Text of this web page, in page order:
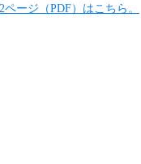
ページ（PDF）はこちら。